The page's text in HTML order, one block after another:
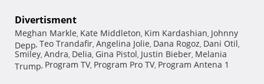
Divertisment
Meghan Markle, Kate Middleton, Kim Kardashian, Johnny
Depp, Teo Trandafir, Angelina Jolie, Dana Rogoz, Dani Otil,
Smiley, Andra, Delia, Gina Pistol, Justin Bieber, Melania
Trump, Program TV, Program Pro TV, Program Antena 1